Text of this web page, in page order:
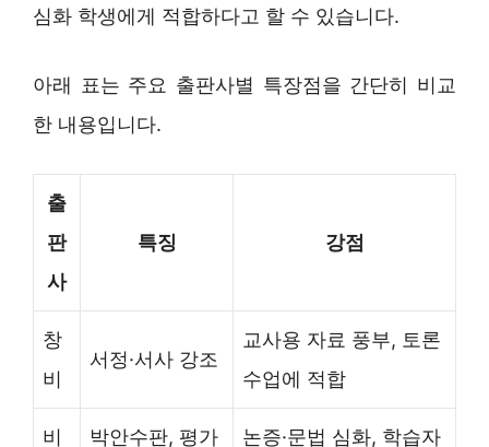
심화 학생에게 적합하다고 할 수 있습니다.
아래 표는 주요 출판사별 특장점을 간단히 비교
한 내용입니다.
출
판
사
특징 강점
창
비
서정·서사 강조
교사용 자료 풍부, 토론
수업에 적합
비 박안수판, 평가 논증·문법 심화, 학습자